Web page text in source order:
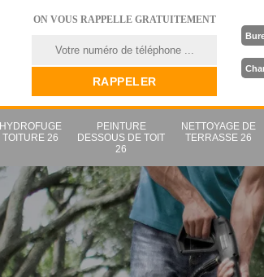
ON VOUS RAPPELLE GRATUITEMENT
HYDROFUGE
TOITURE 26
PEINTURE
DESSOUS DE TOIT
26
NETTOYAGE DE
TERRASSE 26